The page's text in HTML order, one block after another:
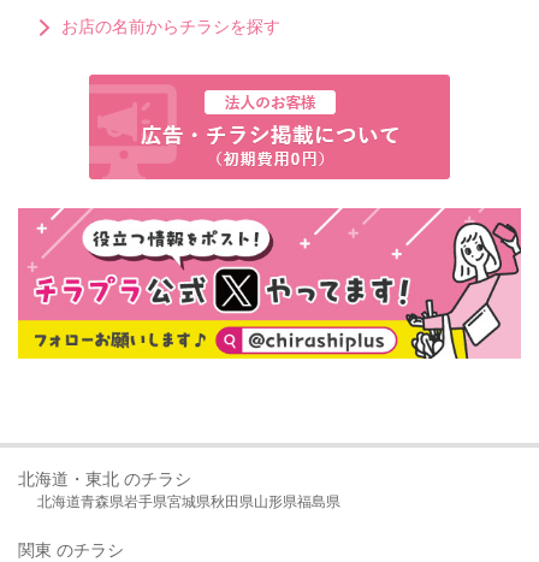
お店の名前からチラシを探す
北海道・東北 のチラシ
北海道青森県岩手県宮城県秋田県山形県福島県
関東 のチラシ